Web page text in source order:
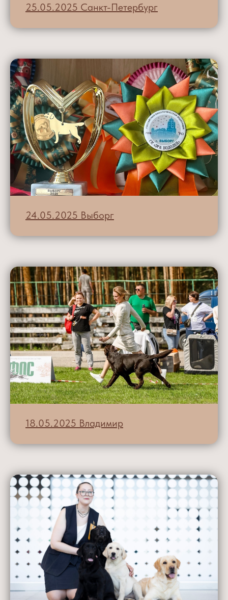
25.05.2025 Санкт-Петербург
24.05.2025 Выборг
18.05.2025 Владимир